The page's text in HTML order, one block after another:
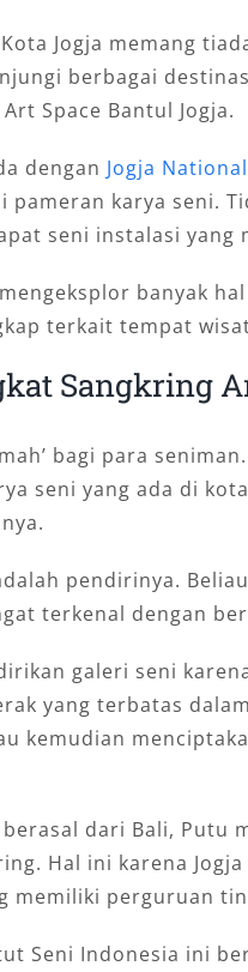
Jogja memang
berbagai
Space Bantul Jogja.
dengan Jogja
pameran karya seni.
seni instalasi yang
banyak
terkait tempat
Sangkring
bagi para
seni yang ada di
pendirinya.
terkenal dengan
galeri seni
yang terbatas
kemudian
dari Bali, Putu
Hal ini karena
memiliki perguruan
Seni Indonesia ini